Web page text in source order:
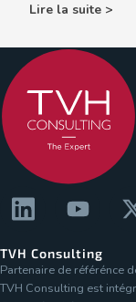
Lire la suite >
TVH Consulting
Partenaire de référénce
TVH Consulting est